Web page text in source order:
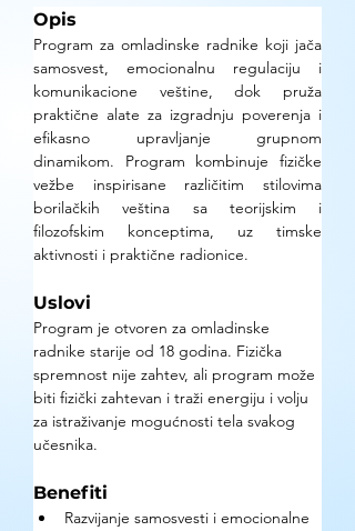
Opis
Program za omladinske radnike koji jača
samosvest, emocionalnu regulaciju i
komunikacione veštine, dok pruža
praktične alate za izgradnju poverenja i
efikasno upravljanje grupnom
dinamikom. Program kombinuje fizičke
vežbe inspirisane različitim stilovima
borilačkih veština sa teorijskim i
filozofskim konceptima, uz timske
aktivnosti i praktične radionice.
Uslovi
Program je otvoren za omladinske
radnike starije od 18 godina. Fizička
spremnost nije zahtev, ali program može
biti fizički zahtevan i traži energiju i volju
za istraživanje mogućnosti tela svakog
učesnika.
Benefiti
Razvijanje samosvesti i emocionalne